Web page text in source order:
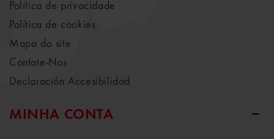
Política de privacidade
Política de cookies
Mapa do site
Contate-Nos
Declaración Accesibilidad
MINHA CONTA